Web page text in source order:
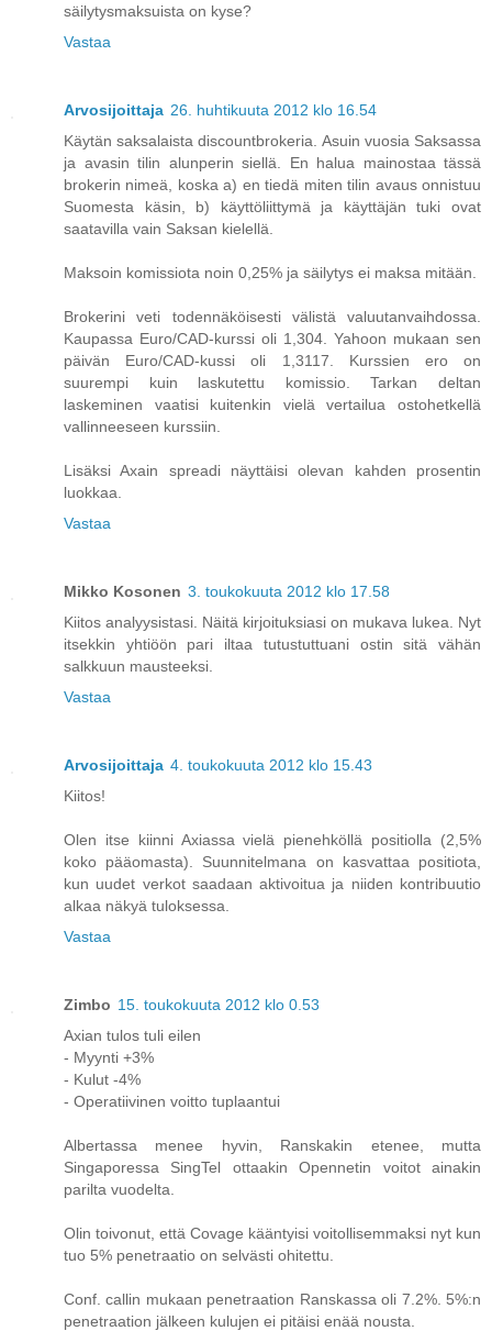
säilytysmaksuista on kyse?
Vastaa
Arvosijoittaja 26. huhtikuuta 2012 klo 16.54
Käytän saksalaista discountbrokeria. Asuin vuosia Saksassa
ja avasin tilin alunperin siellä. En halua mainostaa tässä
brokerin nimeä, koska a) en tiedä miten tilin avaus onnistuu
Suomesta käsin, b) käyttöliittymä ja käyttäjän tuki ovat
saatavilla vain Saksan kielellä.
Maksoin komissiota noin 0,25% ja säilytys ei maksa mitään.
Brokerini veti todennäköisesti välistä valuutanvaihdossa.
Kaupassa Euro/CAD-kurssi oli 1,304. Yahoon mukaan sen
päivän Euro/CAD-kussi oli 1,3117. Kurssien ero on
suurempi kuin laskutettu komissio. Tarkan deltan
laskeminen vaatisi kuitenkin vielä vertailua ostohetkellä
vallinneeseen kurssiin.
Lisäksi Axain spreadi näyttäisi olevan kahden prosentin
luokkaa.
Vastaa
Mikko Kosonen 3. toukokuuta 2012 klo 17.58
Kiitos analyysistasi. Näitä kirjoituksiasi on mukava lukea. Nyt
itsekkin yhtiöön pari iltaa tutustuttuani ostin sitä vähän
salkkuun mausteeksi.
Vastaa
Arvosijoittaja 4. toukokuuta 2012 klo 15.43
Kiitos!
Olen itse kiinni Axiassa vielä pienehköllä positiolla (2,5%
koko pääomasta). Suunnitelmana on kasvattaa positiota,
kun uudet verkot saadaan aktivoitua ja niiden kontribuutio
alkaa näkyä tuloksessa.
Vastaa
Zimbo 15. toukokuuta 2012 klo 0.53
Axian tulos tuli eilen
- Myynti +3%
- Kulut -4%
- Operatiivinen voitto tuplaantui
Albertassa menee hyvin, Ranskakin etenee, mutta
Singaporessa SingTel ottaakin Opennetin voitot ainakin
parilta vuodelta.
Olin toivonut, että Covage kääntyisi voitollisemmaksi nyt kun
tuo 5% penetraatio on selvästi ohitettu.
Conf. callin mukaan penetraation Ranskassa oli 7.2%. 5%:n
penetraation jälkeen kulujen ei pitäisi enää nousta.